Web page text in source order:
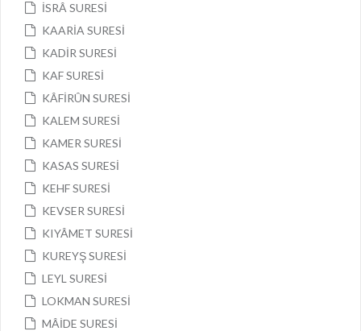
İSRÂ SURESİ
KAARİA SURESİ
KADİR SURESİ
KAF SURESİ
KÂFİRÛN SURESİ
KALEM SURESİ
KAMER SURESİ
KASAS SURESİ
KEHF SURESİ
KEVSER SURESİ
KIYÂMET SURESİ
KUREYŞ SURESİ
LEYL SURESİ
LOKMAN SURESİ
MÂİDE SURESİ